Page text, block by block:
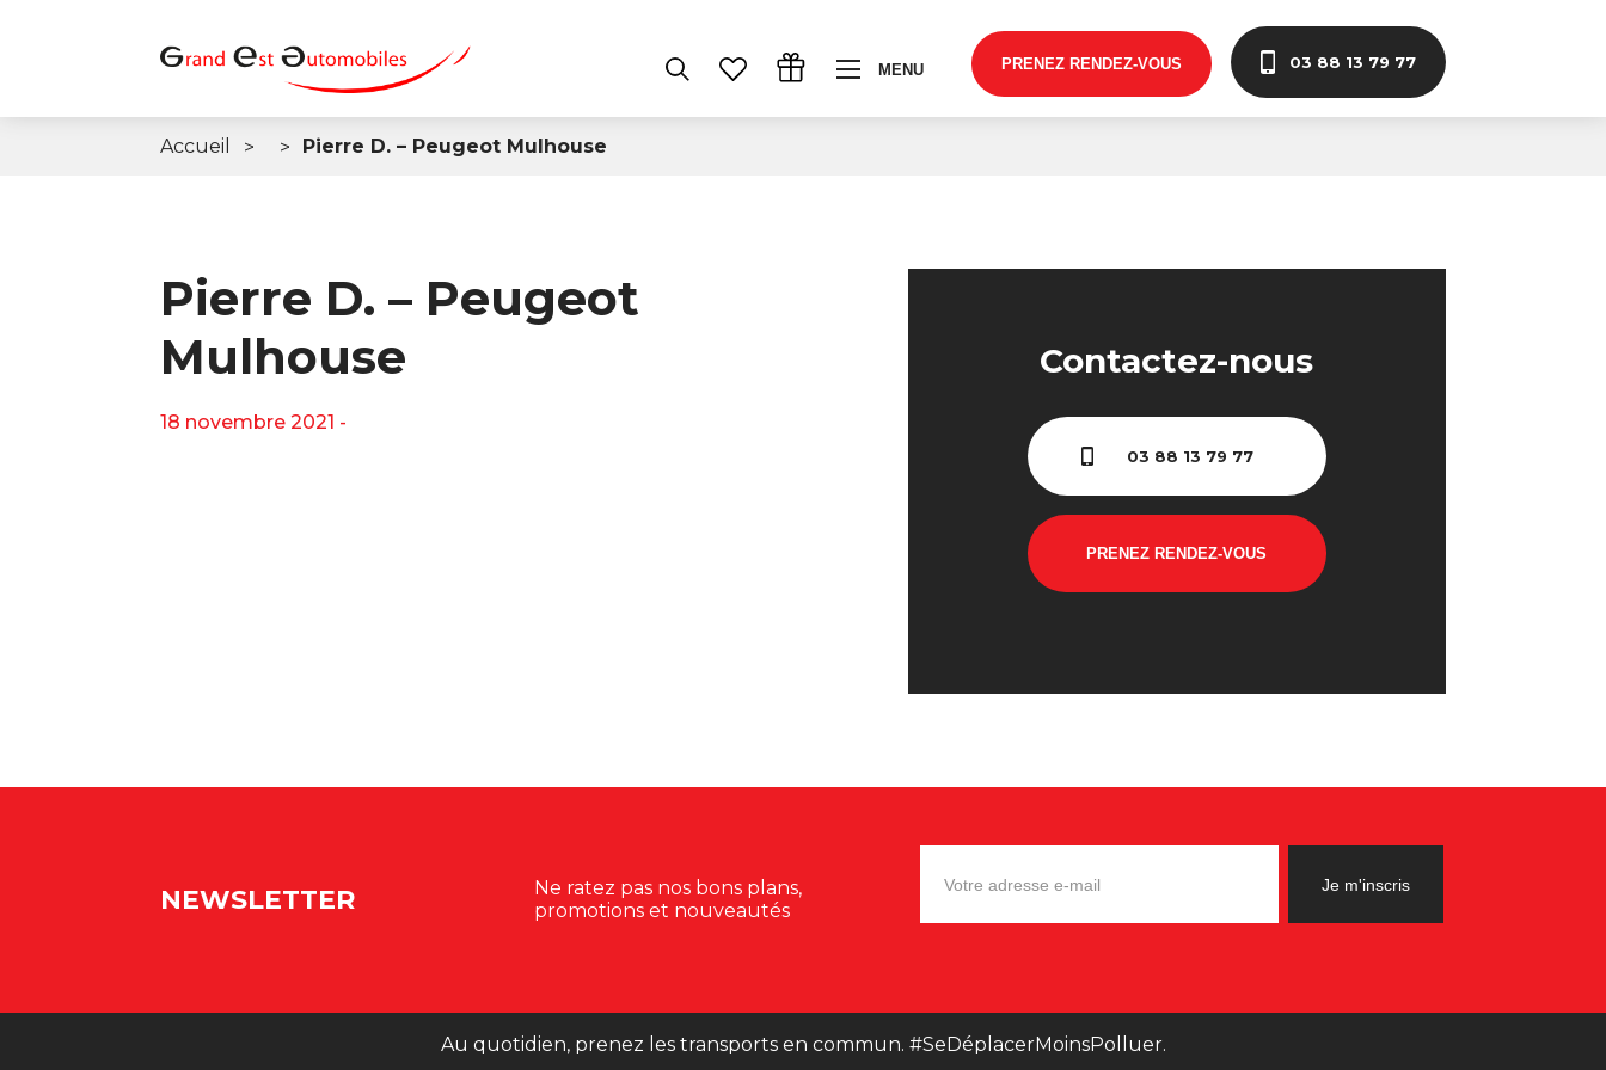
MENU PRENEZ RENDEZ-VOUS 03 88 13 79 77
Accueil Pierre D. – Peugeot Mulhouse
Pierre D. – Peugeot
Mulhouse
18 novembre 2021 -
Contactez-nous
03 88 13 79 77
PRENEZ RENDEZ-VOUS
NEWSLETTER
Ne ratez pas nos bons plans,
promotions et nouveautés
Au quotidien, prenez les transports en commun. #SeDéplacerMoinsPolluer.